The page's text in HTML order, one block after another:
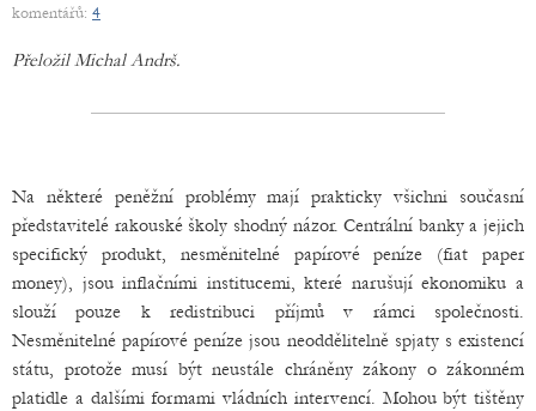
komentářů: 4
Přeložil Michal Andrš.
Na některé peněžní problémy mají prakticky všichni současní
představitelé rakouské školy shodný názor. Centrální banky a jejich
specifický produkt, nesměnitelné papírové peníze (fiat paper
money), jsou inflačními institucemi, které narušují ekonomiku a
slouží pouze k redistribuci příjmů v rámci společnosti.
Nesměnitelné papírové peníze jsou neoddělitelně spjaty s existencí
státu, protože musí být neustále chráněny zákony o zákonném
platidle a dalšími formami vládních intervencí. Mohou být tištěny